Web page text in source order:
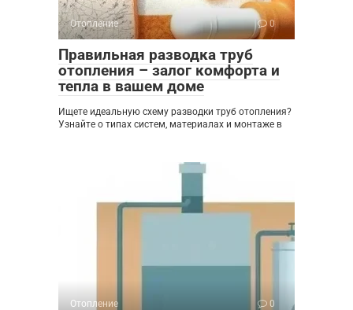
Отопление 0
Правильная разводка труб
отопления – залог комфорта и
тепла в вашем доме
Ищете идеальную схему разводки труб отопления?
Узнайте о типах систем, материалах и монтаже в
Отопление 0